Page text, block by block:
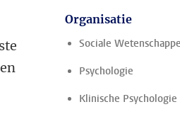
Organisatie
Sociale
Psychologie
Klinische Psychologie